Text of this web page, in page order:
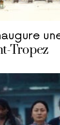
Tropez